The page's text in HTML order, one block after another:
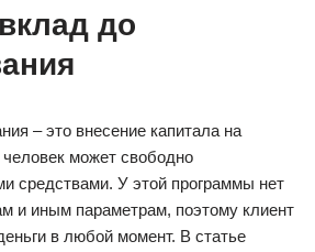
до
– это внесение капитала на
человек может свободно
средствами. У этой программы нет
и иным параметрам, поэтому клиент
в любой момент. В статье